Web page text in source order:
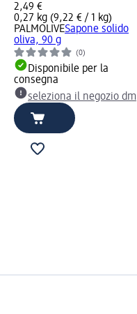
2,49 €
0,27 kg (9,22 € / 1 kg)
PALMOLIVESapone solido
oliva, 90 g
(0)
Disponibile per la
consegna
seleziona il negozio dm